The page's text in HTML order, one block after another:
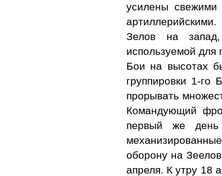
усилены
Зелов на запад,
используемой для
Бои на высотах
группировки 1-го
прорывать
Командующий
первый же день
оборону на
апреля. К утру 18